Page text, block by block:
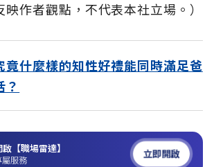
映作者觀點，不代表本社立場。）
竟什麼樣的知性好禮能同時滿足爸
？
【職場雷達】
服務 立即開啟